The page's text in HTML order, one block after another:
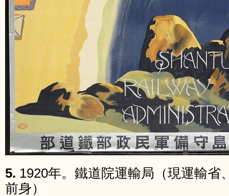
5. 1920年。鐵道院運輸局（現運輸省
前身）